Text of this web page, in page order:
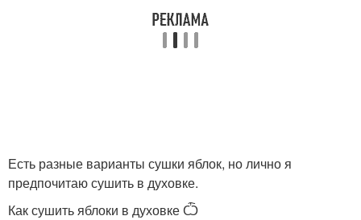
Есть разные варианты сушки яблок, но лично я
предпочитаю сушить в духовке.
Как сушить яблоки в духовке Ѽ